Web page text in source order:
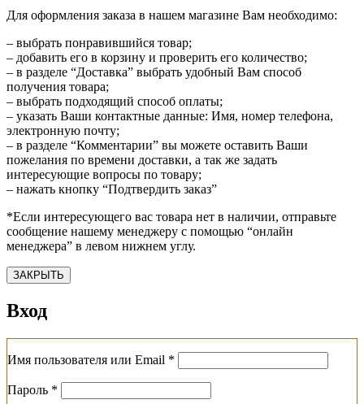
Для оформления заказа в нашем магазине Вам необходимо:
– выбрать понравившийся товар;
– добавить его в корзину и проверить его количество;
– в разделе “Доставка” выбрать удобный Вам способ
получения товара;
– выбрать подходящий способ оплаты;
– указать Ваши контактные данные: Имя, номер телефона,
электронную почту;
– в разделе “Комментарии” вы можете оставить Ваши
пожелания по времени доставки, а так же задать
интересующие вопросы по товару;
– нажать кнопку “Подтвердить заказ”
*Если интересующего вас товара нет в наличии, отправьте
сообщение нашему менеджеру с помощью “онлайн
менеджера” в левом нижнем углу.
ЗАКРЫТЬ
Вход
Имя пользователя или Email *
Пароль *